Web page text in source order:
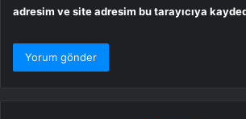
adresim ve site adresim bu tarayıcıya